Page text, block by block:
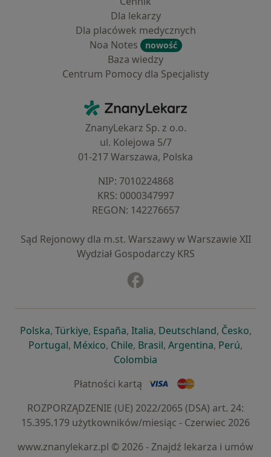
Dla lekarzy
Dla placówek medycznych
Noa Notes
nowość
Baza wiedzy
Centrum Pomocy dla Specjalisty
ZnanyLekarz - Strona główna
ZnanyLekarz Sp. z o.o.
ul. Kolejowa 5/7
01-217 Warszawa, Polska
NIP: ⁠7010224868
KRS: ⁠0000347997
REGON: ⁠142276657
Sąd Rejonowy dla m.st. Warszawy w Warszawie XII
Wydział Gospodarczy KRS
Polskaotwiera się w nowej karcie
, Türkiyeotwiera się w nowej karcie
, Españaotwiera się w nowej karcie
, Italiaotwiera się w nowej
, Deutschlandotwiera się
, Česko,
Portugalotwiera się w nowej karcie
, Méxicootwiera się w nowej karcie
, Chileotwiera się w nowej karcie
, Brasilotwiera się w nowej
, Argentinaotwiera się
, Perú,
Colombia
Płatności kartą
ROZPORZĄDZENIE (UE) 2022/2065 (DSA) art. 24:
15.395.179 użytkowników/miesiąc - Czerwiec 2026
www.znanylekarz.pl © 2026 - Znajdź lekarza i umów